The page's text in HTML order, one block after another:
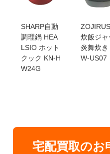
SHARP自動
調理鍋 HEA
LSIO ホット
クック KN-H
W24G
炊飯ジャ
炎舞炊き
W-US07
宅配買取のお